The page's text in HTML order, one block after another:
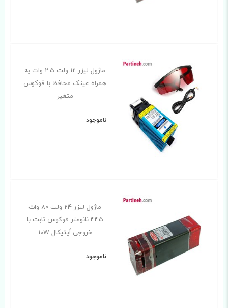
ماژول لیزر 12 ولت 2.5 وات به
همراه عینک محافظ با فوکوس
متغیر
ناموجود
ماژول لیزر 24 ولت 80 وات
445 نانومتر فوکوس ثابت با
خروجی اُپتیکال 10W
ناموجود